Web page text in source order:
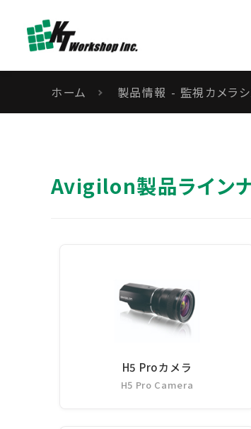
ホーム 製品情報 - 監視カメラシ
Avigilon製品ライン
H5 Proカメラ
H5 Pro Camera